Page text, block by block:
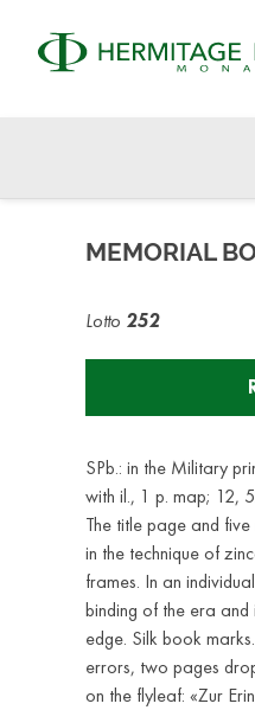
MEMORIAL
Lotto 252
SPb.: in the Military
with il., 1 p. map; 12,
The title page and
in the technique of
frames. In an
binding of the era
edge. Silk book
errors, two pages
on the flyleaf: «Zur